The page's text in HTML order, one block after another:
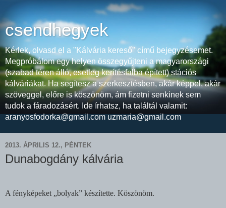
csendhegyek
Kérlek, olvasd el a "Kálvária kereső" című bejegyzésemet.
Megpróbálom egy helyen összegyűjteni a magyarországi
(szabad téren álló, esetleg kerítésfalba épített) stációs
kálváriákat. Ha segítesz a szerkesztésben, akár képpel, akár
szöveggel, előre is köszönöm, ám fizetni senkinek sem
tudok a fáradozásért. Ide írhatsz, ha találtál valamit:
aranyosfodorka@gmail.com uzmaria@gmail.com
2013. ÁPRILIS 12., PÉNTEK
Dunabogdány kálvária
A fényképeket „bolyak” készítette. Köszönöm.